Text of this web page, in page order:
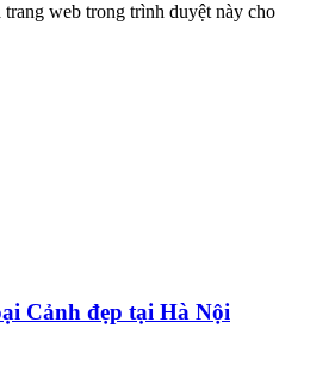
web trong trình duyệt này cho
Cảnh đẹp tại Hà Nội